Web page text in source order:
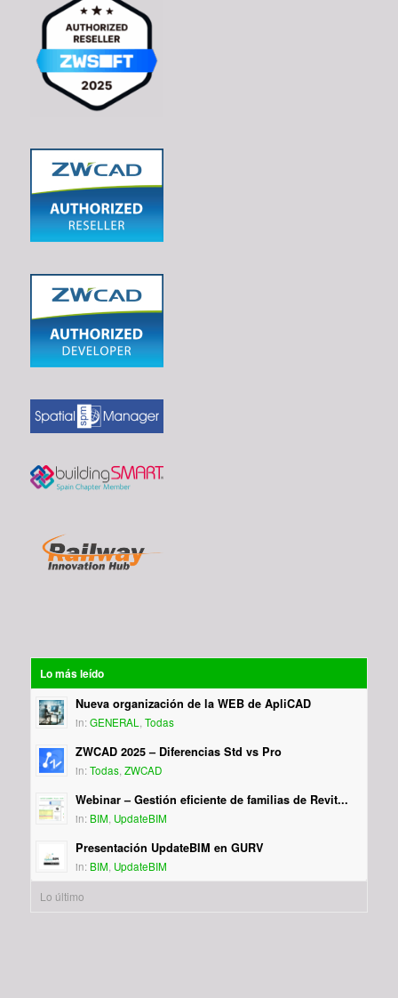
Lo más leído
Nueva organización de la WEB de ApliCAD
in: GENERAL Todas
ZWCAD 2025 – Diferencias Std vs Pro
in: Todas, ZWCAD
Webinar – Gestión eficiente de familias de Revit...
in: BIM UpdateBIM
Presentación UpdateBIM en GURV
in: BIM UpdateBIM
Lo último